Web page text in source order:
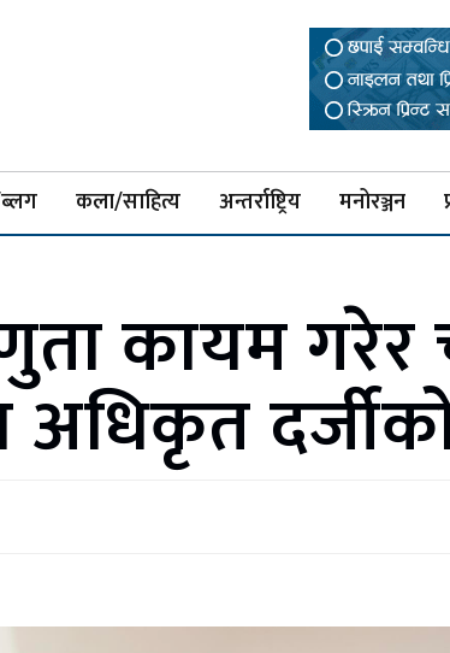
कला/साहित्य अन्तर्राष्ट्रिय मनोरञ्जन
कायम गरेर
अधिकृत